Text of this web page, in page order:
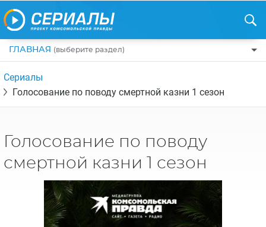
ГЛАВНАЯ (выберите раздел)
ПО ЖАНРАМ
КОМЕДИИ
УЖАСЫ
БОЕВИКИ
ТРИЛЛЕРЫ
ДЕТЕКТИВЫ
ПО СТРАНАМ
РОССИЯ
АНГЛИЯ
НА ВЫХОДНЫЕ
НОВОСТИ
ИНТЕРЕСНО
НОВОСТИ ТУРЕЦКИХ СЕРИАЛОВ
Сериалы
Голосование по поводу смертной казни 1 сезон
Голосование по поводу
смертной казни 1 сезон